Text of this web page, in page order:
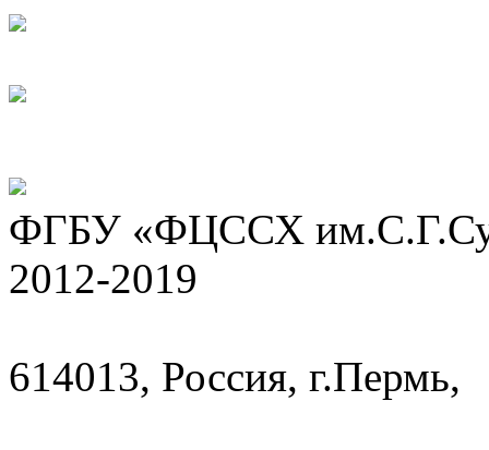
ФГБУ «ФЦССХ
2012-2019
614013, Россия, г.Пермь,